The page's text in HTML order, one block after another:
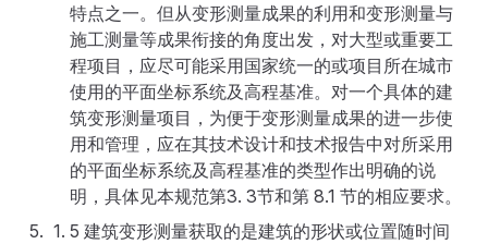
特点之一。但从变形测量成果的利用和变形测量与
施工测量等成果衔接的角度出发，对大型或重要工
程项目，应尽可能采用国家统一的或项目所在城市
使用的平面坐标系统及高程基准。对一个具体的建
筑变形测量项目，为便于变形测量成果的进一步使
用和管理，应在其技术设计和技术报告中对所采用
的平面坐标系统及高程基准的类型作出明确的说
明，具体见本规范第3. 3节和第 8.1 节的相应要求。
5 建筑变形测量获取的是建筑的形状或位置随时间